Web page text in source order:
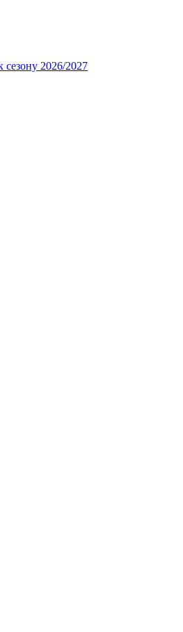
сезону 2026/2027